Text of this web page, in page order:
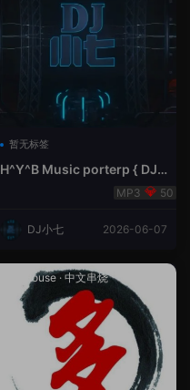
暂无标签
H^Y^B Music porterp { DJ
小七&高总夜空中的风铃}
50
DJ小七 2026-06-07
Lak House· 中文串烧